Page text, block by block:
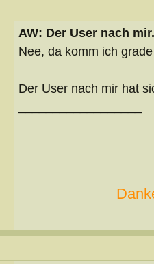
AW: Der User nach
Nee, da komm ich
Der User nach mir hat